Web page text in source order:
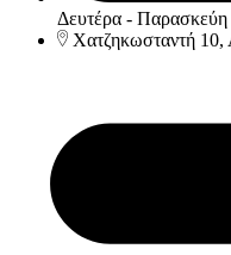
Δευτέρα -
Χατζηκωσταντή